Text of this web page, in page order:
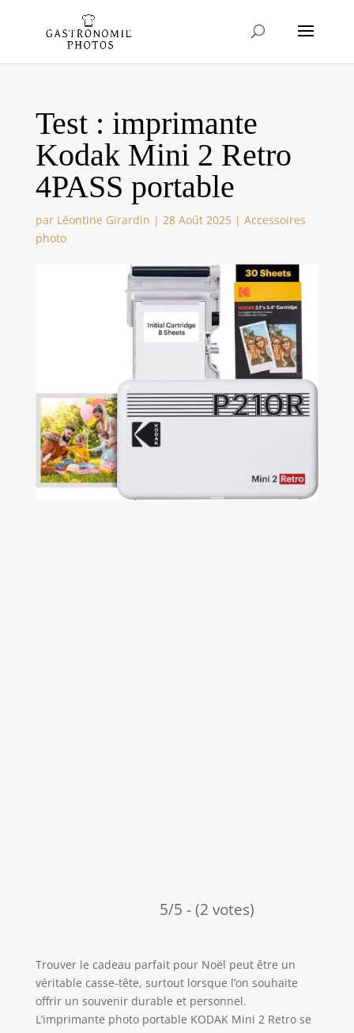
Test : imprimante
Kodak Mini 2 Retro
4PASS portable
par Léontine Girardin | 28 Août 2025| Accessoires
photo
5/5 - (2 votes)
Trouver le cadeau parfait pour Noël peut être un
véritable casse-tête, surtout lorsque l’on souhaite
offrir un souvenir durable et personnel.
L’imprimante photo portable KODAK Mini 2 Retro se